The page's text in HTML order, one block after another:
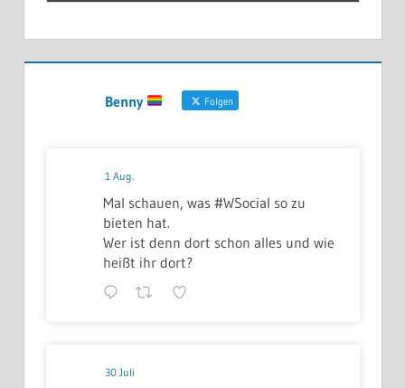
Benny Folgen
1 Aug.
Mal schauen, was #WSocial so zu
bieten hat.
Wer ist denn dort schon alles und wie
heißt ihr dort?
30 Juli